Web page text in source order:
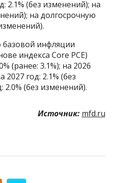
2.1% (без изменений); на
на долгосрочную
инфляции
индекса Core PCE)
(ранее: 3.1%); на 2026
2027 год: 2.1% (без
2.0% (без изменений).
Источник: mfd.ru